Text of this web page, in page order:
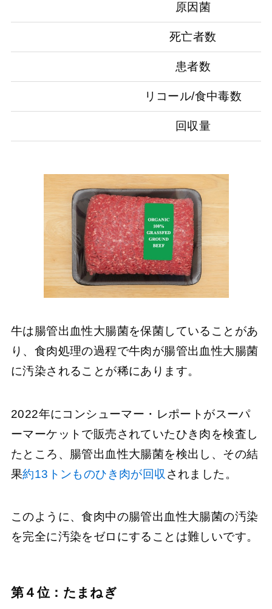
原因菌
死亡者数
患者数
リコール/食中毒数
回収量
牛は腸管出血性大腸菌を保菌していることがあ
り、食肉処理の過程で牛肉が腸管出血性大腸菌
に汚染されることが稀にあります。
2022年にコンシューマー・レポートがスーパ
ーマーケットで販売されていたひき肉を検査し
たところ、腸管出血性大腸菌を検出し、その結
果約13トンものひき肉が回収 されました。
このように、食肉中の腸管出血性大腸菌の汚染
を完全に汚染をゼロにすることは難しいです。
第４位：たまねぎ